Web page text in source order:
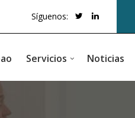
Síguenos:
Servicios Noticias